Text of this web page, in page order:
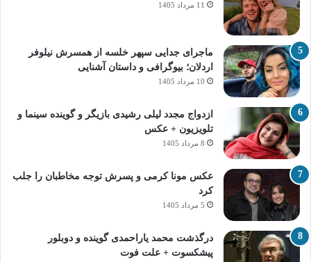
11 مرداد 1405
ماجرای جدایی سپهر خلسه از همسرش نیلوفر
اردلان؛ بیوگرافی و داستان آشنایی
10 مرداد 1405
ازدواج مجدد لیلی رشیدی بازیگر و گوینده سینما و
تلویزیون + عکس
8 مرداد 1405
عکس مونا کرمی و پسرش توجه مخاطبان را جلب
کرد
5 مرداد 1405
درگذشت محمد یاراحمدی گوینده و دوبلور
پیشکسوت + علت فوت